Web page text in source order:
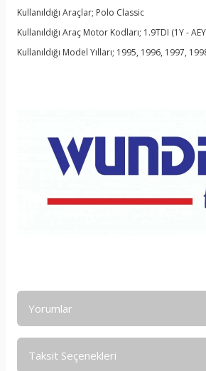
Kullanıldığı Araçlar; Polo Classic
Kullanıldığı Araç Motor Kodları; 1.9TDI (1Y -
Kullanıldığı Model Yılları; 1995, 1996, 1997,
Yorumlar
Taksit Seçenekleri